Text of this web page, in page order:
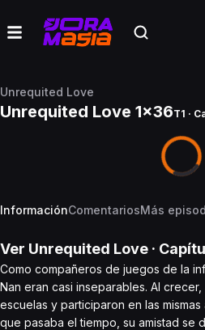
Unrequited Love
Unrequited Love 1x36T1 ·
InformaciónComentariosMás
Ver Unrequited Love ·
Como compañeros de juegos de la
Nan eran casi inseparables. Al crecer,
escuelas y participaron en las
que pasaba el tiempo, su amistad se